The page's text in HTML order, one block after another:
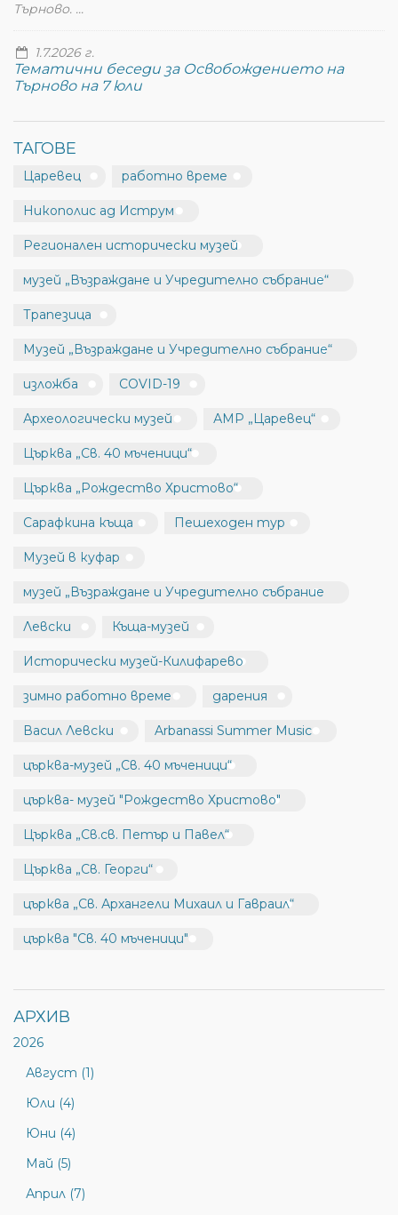
Търново. ...
1.7.2026 г.
Тематични беседи за Освобождението на
Търново на 7 юли
ТАГОВЕ
Царевец работно време
Никополис ад Иструм
Регионален исторически музей
музей „Възраждане и Учредително събрание“
Трапезица
Музей „Възраждане и Учредително събрание“
изложба COVID-19
Археологически музей АМР „Царевец“
Църква „Св. 40 мъченици“
Църква „Рождество Христово“
Сарафкина къща Пешеходен тур
Музей в куфар
музей „Възраждане и Учредително събрание
Левски Къща-музей
Исторически музей-Килифарево
зимно работно време дарения
Васил Левски Arbanassi Summer Music
църква-музей „Св. 40 мъченици“
църква- музей "Рождество Христово"
Църква „Св.св. Петър и Павел“
Църква „Св. Георги“
църква „Св. Архангели Михаил и Гавраил“
църква "Св. 40 мъченици"
АРХИВ
2026
Август (1)
Юли (4)
Юни (4)
Май (5)
Април (7)